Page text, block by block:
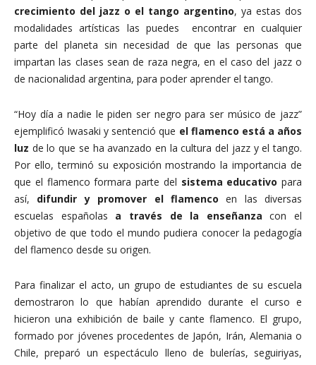
crecimiento del jazz o el tango argentino, ya estas dos
modalidades artísticas las puedes encontrar en cualquier
parte del planeta sin necesidad de que las personas que
impartan las clases sean de raza negra, en el caso del jazz o
de nacionalidad argentina, para poder aprender el tango.
“Hoy día a nadie le piden ser negro para ser músico de jazz”
ejemplificó Iwasaki y sentenció que el flamenco está a años
luz de lo que se ha avanzado en la cultura del jazz y el tango.
Por ello, terminó su exposición mostrando la importancia de
que el flamenco formara parte del sistema educativo para
así, difundir y promover el flamenco en las diversas
escuelas españolas a través de la enseñanza con el
objetivo de que todo el mundo pudiera conocer la pedagogía
del flamenco desde su origen.
Para finalizar el acto, un grupo de estudiantes de su escuela
demostraron lo que habían aprendido durante el curso e
hicieron una exhibición de baile y cante flamenco. El grupo,
formado por jóvenes procedentes de Japón, Irán, Alemania o
Chile, preparó un espectáculo lleno de bulerías, seguiriyas,